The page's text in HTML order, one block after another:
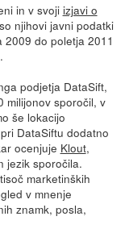
in v svoji izjavi o
njihovi javni podatki
do poletja 2011
.
podjetja DataSift,
milijonov sporočil, v
še lokacijo
DataSiftu dodatno
ocenjuje Klout,
jezik sporočila.
marketinških
v mnenje
znamk, posla,